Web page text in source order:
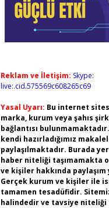
Reklam ve İletişim: Skype:
live:.cid.575569c608265c69
Yasal Uyarı: Bu internet
marka, kurum veya şahıs
bağlantısı
kendi hazırladığımız
paylaşılmaktadır. Burada
haber niteliği taşımamakta
ve kişiler hakkında paylaşım
Gerçek kurum ve kişiler ile
tamamen tesadüfidir.
halindedir ve tavsiye niteliği